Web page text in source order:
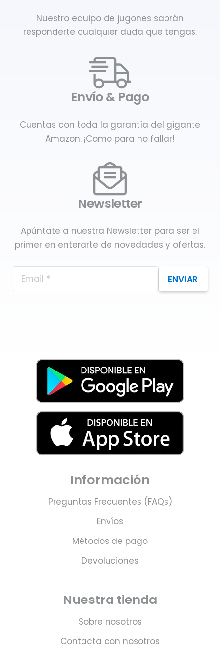
Nuestro equipo de jugones sabrán
responderte cualquier duda que tengas.
Envío & Pago
Cuentas con toda la garantía del gigante
Amazon. ¡Como para no fallar!
Newsletter
Apúntate a nuestra Newsletter para ser el
primer en enterarte de novedades y ofertas.
ENVIAR
Información
Preguntas Frecuentes (FAQs)
Envíos
Métodos de pago
Devoluciones
Nuestra tienda
Sobre nosotros
Contacta con nosotros